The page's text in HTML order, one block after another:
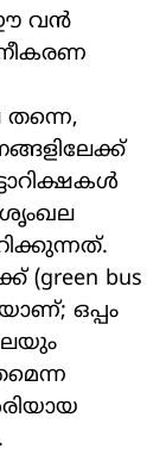
ഈ വൻ
bus
ഒപ്പം